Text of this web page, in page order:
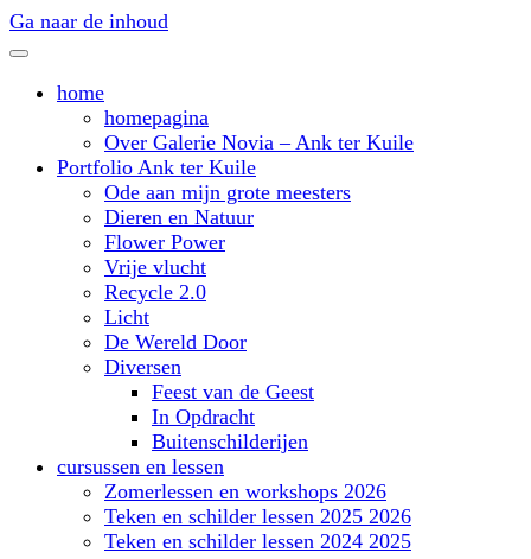
Ga naar de inhoud
home
homepagina
Over Galerie Novia – Ank ter Kuile
Portfolio Ank ter Kuile
Ode aan mijn grote meesters
Dieren en Natuur
Flower Power
Vrije vlucht
Recycle 2.0
Licht
De Wereld Door
Diversen
Feest van de Geest
In Opdracht
Buitenschilderijen
cursussen en lessen
Zomerlessen en workshops 2026
Teken en schilder lessen 2025 2026
Teken en schilder lessen 2024 2025